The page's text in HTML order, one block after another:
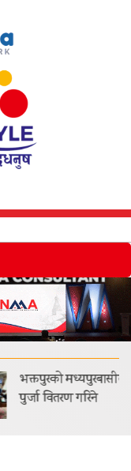
स्थायी जग्गाधनी